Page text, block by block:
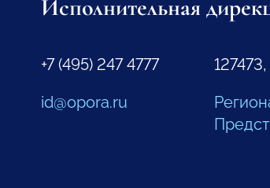
Исполнительная
+7 (495) 247 4777
id@opora.ru